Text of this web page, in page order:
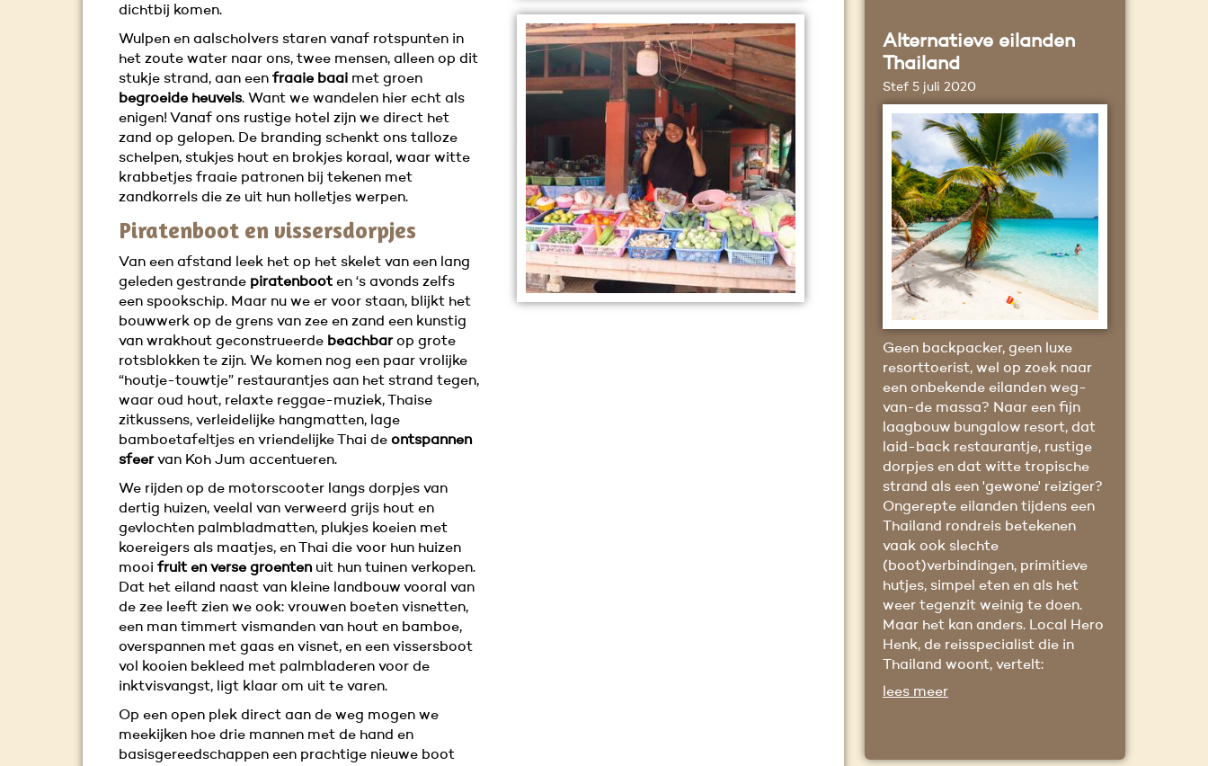
dichtbij komen.
Wulpen en aalscholvers staren vanaf rotspunten in
het zoute water naar ons, twee mensen, alleen op dit
stukje strand, aan een fraaie baai met groen
begroeide heuvels. Want we wandelen hier echt als
enigen! Vanaf ons rustige hotel zijn we direct het
zand op gelopen. De branding schenkt ons talloze
schelpen, stukjes hout en brokjes koraal, waar witte
krabbetjes fraaie patronen bij tekenen met
zandkorrels die ze uit hun holletjes werpen.
Piratenboot en vissersdorpjes
Van een afstand leek het op het skelet van een lang
geleden gestrande piratenboot en ‘s avonds zelfs
een spookschip. Maar nu we er voor staan, blijkt het
bouwwerk op de grens van zee en zand een kunstig
van wrakhout geconstrueerde beachbarop grote
rotsblokken te zijn. We komen nog een paar vrolijke
“houtje-touwtje” restaurantjes aan het strand tegen,
waar oud hout, relaxte reggae-muziek, Thaise
zitkussens, verleidelijke hangmatten, lage
bamboetafeltjes en vriendelijke Thai de ontspannen
sfeervan Koh Jum accentueren.
We rijden op de motorscooter langs dorpjes van
dertig huizen, veelal van verweerd grijs hout en
gevlochten palmbladmatten, plukjes koeien met
koereigers als maatjes, en Thai die voor hun huizen
mooi fruit en verse groentenuit hun tuinen verkopen.
Dat het eiland naast van kleine landbouw vooral van
de zee leeft zien we ook: vrouwen boeten visnetten,
een man timmert vismanden van hout en bamboe,
overspannen met gaas en visnet, en een vissersboot
vol kooien bekleed met palmbladeren voor de
inktvisvangst, ligt klaar om uit te varen.
Op een open plek direct aan de weg mogen we
meekijken hoe drie mannen met de hand en
basisgereedschappen een prachtige nieuwe boot
Alternatieve eilanden
Thailand
Stef 5 juli 2020
Geen backpacker, geen luxe
resorttoerist, wel op zoek naar
een onbekende eilanden weg-
van-de massa? Naar een fijn
laagbouw bungalow resort, dat
laid-back restaurantje, rustige
dorpjes en dat witte tropische
strand als een 'gewone' reiziger?
Ongerepte eilanden tijdens een
Thailand rondreis betekenen
vaak ook slechte
(boot)verbindingen, primitieve
hutjes, simpel eten en als het
weer tegenzit weinig te doen.
Maar het kan anders. Local Hero
Henk, de reisspecialist die in
Thailand woont, vertelt:
lees meer